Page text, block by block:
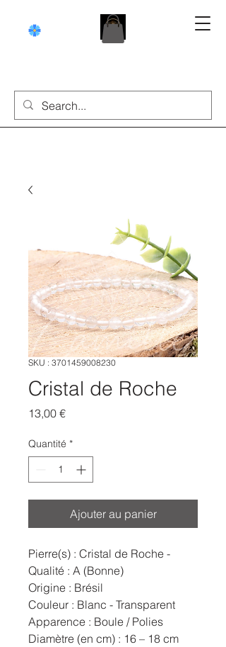
SKU : 3701459008230
Cristal de Roche
13,00 €Prix
Quantité *
Ajouter au panier
Pierre(s) : Cristal de Roche -
Qualité : A (Bonne)
Origine : Brésil
Couleur : Blanc - Transparent
Apparence : Boule / Polies
Diamètre (en cm) : 16 – 18 cm